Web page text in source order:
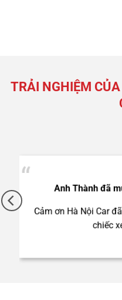
TRẢI NGHIỆM
Anh Thành đã
Cảm ơn Hà Nội Car
chiếc